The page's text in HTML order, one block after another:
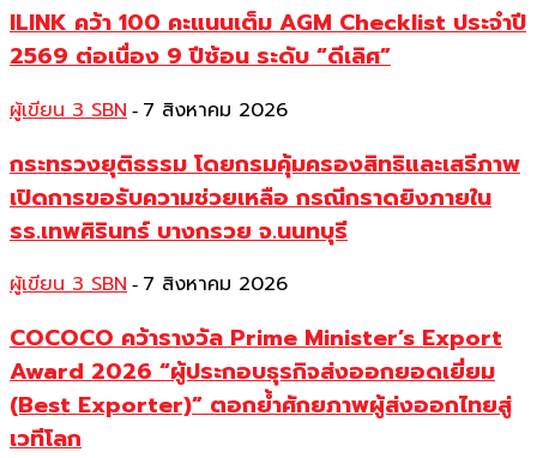
ILINK คว้า 100 คะแนนเต็ม AGM Checklist ประจำปี
2569 ต่อเนื่อง 9 ปีซ้อน ระดับ “ดีเลิศ”
ผู้เขียน 3 SBN - 7 สิงหาคม 2026
กระทรวงยุติธรรม โดยกรมคุ้มครองสิทธิและเสรีภาพ
เปิดการขอรับความช่วยเหลือ กรณีกราดยิงภายใน
รร.เทพศิรินทร์ บางกรวย จ.นนทบุรี
ผู้เขียน 3 SBN - 7 สิงหาคม 2026
COCOCO คว้ารางวัล Prime Minister’s Export
Award 2026 “ผู้ประกอบธุรกิจส่งออกยอดเยี่ยม
(Best Exporter)” ตอกย้ำศักยภาพผู้ส่งออกไทยสู่
เวทีโลก